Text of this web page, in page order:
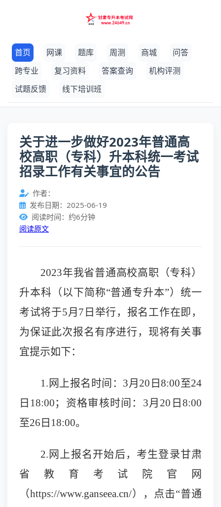
首页 网课 题库 周测 商城
问答
跨专业
复习资料 答案查询
机构评测
试题反馈
线下培训班
关于进一步做好2023年普通高
校高职（专科）升本科统一考试
招录工作有关事宜的公告
作者：
发布日期：2025-06-19
阅读时间：约6分钟
阅读原文
2023年我省普通高校高职（专科）
升本科（以下简称“普通专升本”）统一
考试将于5月7日举行，报名工作在即，
为保证此次报名有序进行，现将有关事
宜提示如下：
1. 网上报名时间：3月20日8:00至24
日18:00；资格审核时间：3月20日8:00
至26日18:00。
2. 网上报名开始后，考生登录甘肃
省教育考试院官网
（https://www.ganseea.cn/），点击“普通